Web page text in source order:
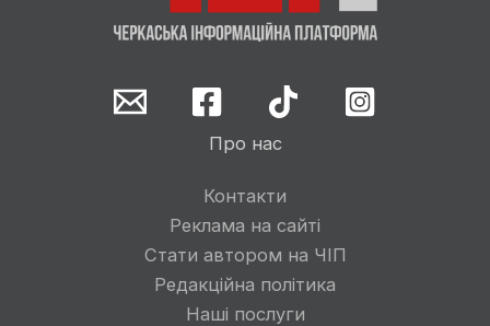
Про нас
Контакти
Реклама на сайті
Стати автором на ЧІП
Редакційна політика
Наші послуги